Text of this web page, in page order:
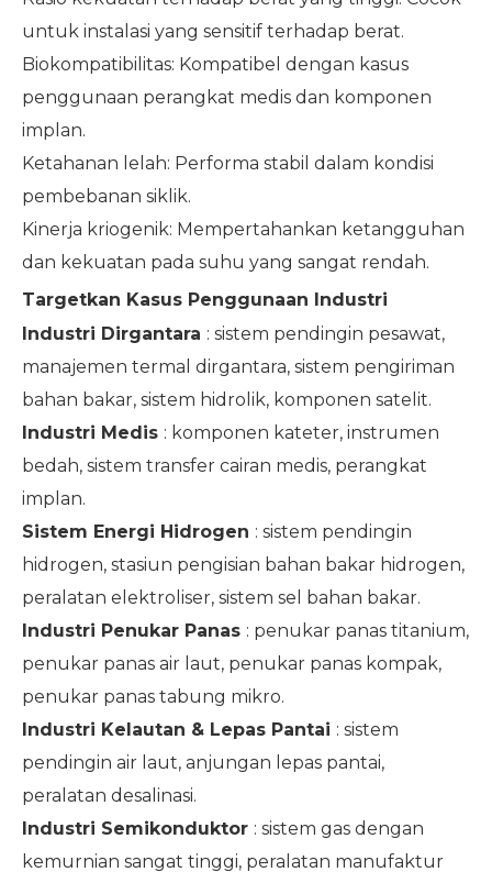
untuk instalasi yang sensitif terhadap berat.
Biokompatibilitas: Kompatibel dengan kasus
penggunaan perangkat medis dan komponen
implan.
Ketahanan lelah: Performa stabil dalam kondisi
pembebanan siklik.
Kinerja kriogenik: Mempertahankan ketangguhan
dan kekuatan pada suhu yang sangat rendah.
Targetkan Kasus Penggunaan Industri
Industri Dirgantara : sistem pendingin pesawat,
manajemen termal dirgantara, sistem pengiriman
bahan bakar, sistem hidrolik, komponen satelit.
Industri Medis : komponen kateter, instrumen
bedah, sistem transfer cairan medis, perangkat
implan.
Sistem Energi Hidrogen : sistem pendingin
hidrogen, stasiun pengisian bahan bakar hidrogen,
peralatan elektroliser, sistem sel bahan bakar.
Industri Penukar Panas : penukar panas titanium,
penukar panas air laut, penukar panas kompak,
penukar panas tabung mikro.
Industri Kelautan & Lepas Pantai : sistem
pendingin air laut, anjungan lepas pantai,
peralatan desalinasi.
Industri Semikonduktor : sistem gas dengan
kemurnian sangat tinggi, peralatan manufaktur